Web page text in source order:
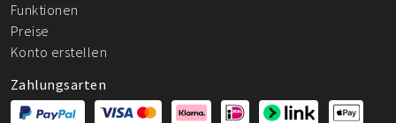
Funktionen
Preise
Konto erstellen
Zahlungsarten